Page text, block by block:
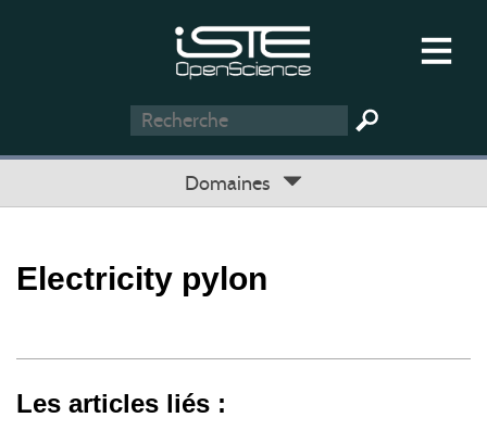
Domaines
Electricity pylon
Les articles liés :